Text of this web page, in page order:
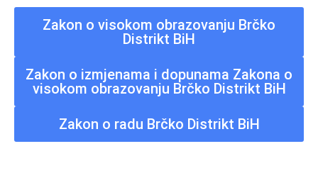
Zakon o visokom obrazovanju Brčko
Distrikt BiH
Zakon o izmjenama i dopunama Zakona o
visokom obrazovanju Brčko Distrikt BiH
Zakon o radu Brčko Distrikt BiH